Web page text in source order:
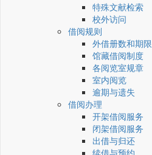
特殊文献检索
校外访问
借阅规则
外借册数和期限
馆藏借阅制度
各阅览室规章
室内阅览
逾期与遗失
借阅办理
开架借阅服务
闭架借阅服务
出借与归还